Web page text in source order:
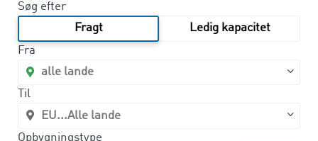
Søg efter
Fragt
Ledig kapacitet
Fra
Til
Opbygningstype